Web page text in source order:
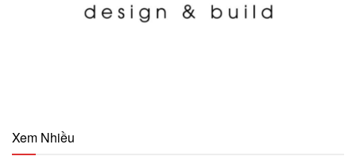
Xem Nhiều